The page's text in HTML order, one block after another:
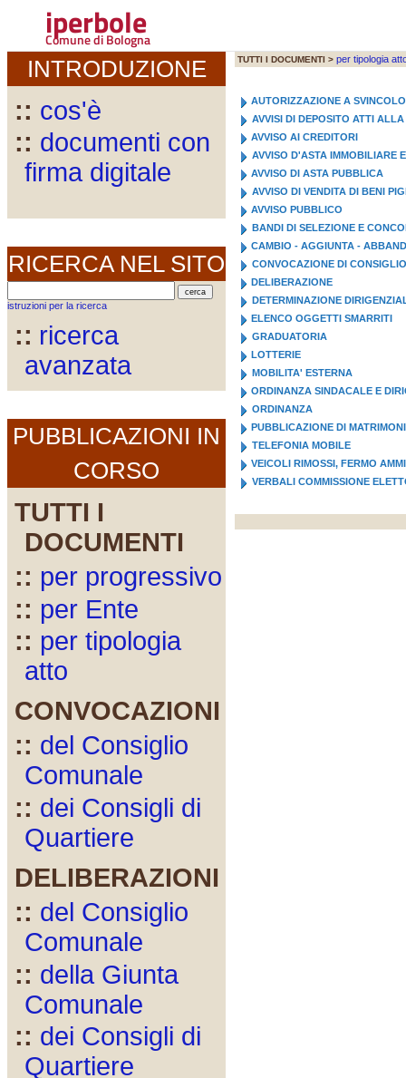
iperbole
Comune di Bologna
INTRODUZIONE
:: cos'è
:: documenti con
firma digitale
RICERCA NEL SITO
istruzioni per la ricerca
:: ricerca
avanzata
PUBBLICAZIONI IN
CORSO
TUTTI I
DOCUMENTI
:: per progressivo
:: per Ente
:: per tipologia
atto
CONVOCAZIONI
:: del Consiglio
Comunale
:: dei Consigli di
Quartiere
DELIBERAZIONI
:: del Consiglio
Comunale
:: della Giunta
Comunale
:: dei Consigli di
Quartiere
TUTTI I DOCUMENTI > per tipologia
AUTORIZZAZIONE A
AVVISI DI DEPOSITO ATTI
AVVISO AI CREDITORI
AVVISO D'ASTA IMMOBILIARE
AVVISO DI ASTA PUBBLICA
AVVISO DI VENDITA DI BENI
AVVISO PUBBLICO
BANDI DI SELEZIONE E
CAMBIO - AGGIUNTA -
CONVOCAZIONE DI CONSIGLIO
DELIBERAZIONE
DETERMINAZIONE
ELENCO OGGETTI SMARRITI
GRADUATORIA
LOTTERIE
MOBILITA' ESTERNA
ORDINANZA SINDACALE E
ORDINANZA
PUBBLICAZIONE DI
TELEFONIA MOBILE
VEICOLI RIMOSSI, FERMO
VERBALI COMMISSIONE